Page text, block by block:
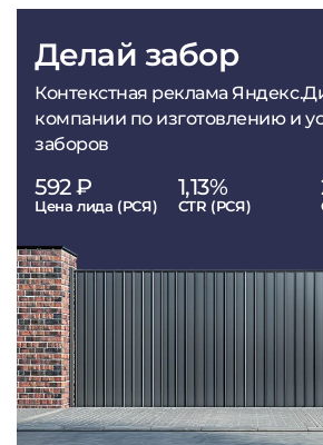
Делай забор
Контекстная реклама
компании по изготовлению и
заборов
592 ₽
Цена лида (РСЯ)
1,13%
CTR (РСЯ)